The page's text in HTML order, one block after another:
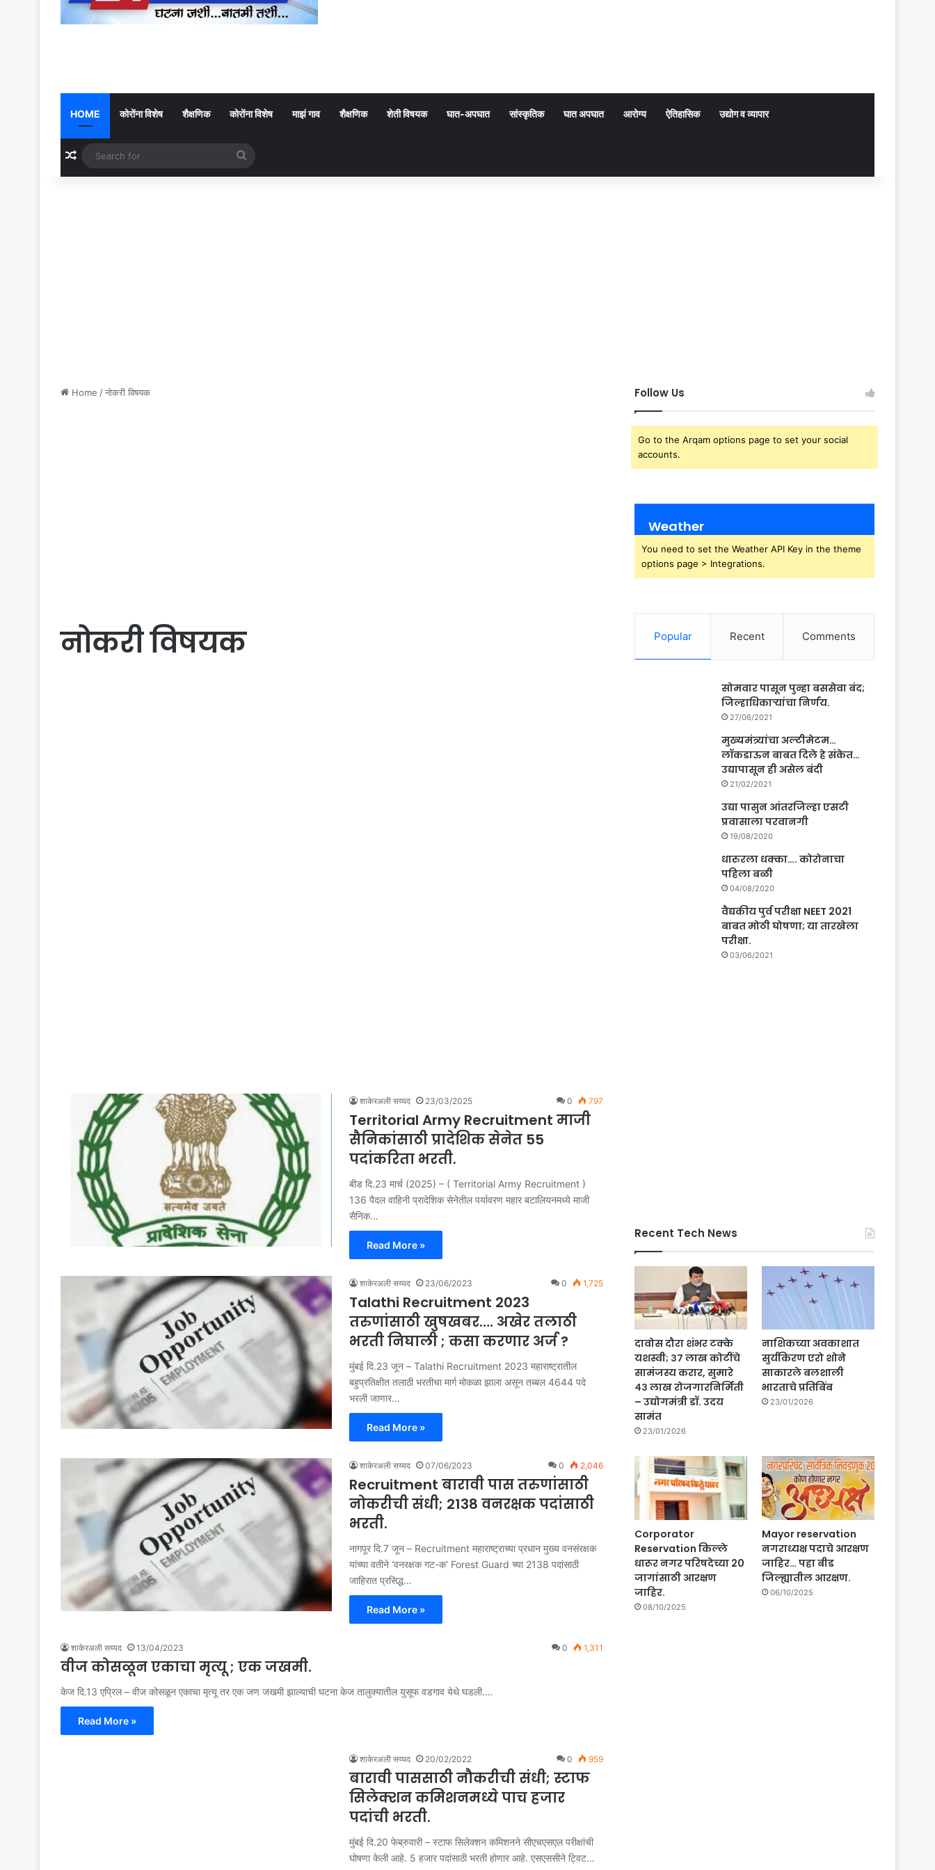
HOME कोरोंना विशेष शैक्षणिक कोरोंना विशेष माझं गाव शैक्षणिक शेती विषयक घात-अपघात सांस्कृतिक घात अपघात आरोग्य ऐतिहासिक उद्योग व व्यापार
Random Article
for
Home /नोकरी विषयक
नोकरी विषयक
शाकेरअली सय्यद 23/03/2025 0 797
Territorial Army Recruitment माजी
सैनिकांसाठी प्रादेशिक सेनेत 55
पदांकरिता भरती.
बीड दि.23 मार्च (2025) – ( Territorial Army Recruitment )
136 पैदल वाहिनी प्रादेशिक सेनेतील पर्यावरण महार बटालियनमध्ये माजी
सैनिक…
Read More »
शाकेरअली सय्यद 23/06/2023 0 1,725
Talathi Recruitment 2023
तरुणांसाठी खुषखबर…. अखेर तलाठी
भरती निघाली ; कसा करणार अर्ज ?
मुंबई दि.23 जून – Talathi Recruitment 2023 महाराष्ट्रातील
बहुप्रतिक्षीत तलाठी भरतीचा मार्ग मोकळा झाला असून तब्बल 4644 पदे
भरली जाणार…
Read More »
शाकेरअली सय्यद 07/06/2023 0 2,046
Recruitment बारावी पास तरुणांसाठी
नोकरीची संधी; 2138 वनरक्षक पदांसाठी
भरती.
नागपूर दि.7 जून – Recruitment महाराष्ट्राच्या प्रधान मुख्य वनसंरक्षक
यांच्या वतीने ‘वनरक्षक गट-क’ Forest Guard च्या 2138 पदांसाठी
जाहिरात प्रसिद्ध…
Read More »
शाकेरअली सय्यद 13/04/2023 0 1,311
वीज कोसळून एकाचा मृत्यू ; एक जखमी.
केज दि.13 एप्रिल – वीज कोसळून एकाचा मृत्यू तर एक जण जखमी झाल्याची घटना केज तालुक्यातील युसूफ वडगाव येथे घडली.…
Read More »
शाकेरअली सय्यद 20/02/2022 0 959
बारावी पाससाठी नौकरीची संधी; स्टाफ
सिलेक्शन कमिशनमध्ये पाच हजार
पदांची भरती.
मुंबई दि.20 फेब्रुवारी – स्टाफ सिलेक्शन कमिशनने सीएचएसएल परीक्षांची
घोषणा केली आहे. 5 हजार पदांसाठी भरती होणार आहे. एसएससीने ट्विट…
Follow Us
Go to the Arqam options page to set your social
accounts.
Weather
You need to set the Weather API Key in the theme
options page > Integrations.
Popular Recent Comments
सोमवार पासून पुन्हा बससेवा बंद;
जिल्हाधिकाऱ्यांचा निर्णय.
27/06/2021
मुख्यमंत्र्यांचा अल्टीमेटम…
लॉकडाऊन बाबत दिले हे संकेत…
उद्यापासून ही असेल बंदी
21/02/2021
उद्या पासुन आंतरजिल्हा एसटी
प्रवासाला परवानगी
19/08/2020
धारुरला धक्का…. कोरोनाचा
पहिला बळी
04/08/2020
वैद्यकीय पुर्व परीक्षा NEET 2021
बाबत मोठी घोषणा; या तारखेला
परीक्षा.
03/06/2021
Recent Tech News
दावोस दौरा शंभर टक्के
यशस्वी; ३७ लाख कोटींचे
सामंजस्य करार, सुमारे
४३ लाख रोजगारनिर्मिती
– उद्योगमंत्री डॉ. उदय
सामंत
23/01/2026
नाशिकच्या अवकाशात
सुर्यकिरण एरो शोने
साकारले बलशाली
भारताचे प्रतिबिंब
23/01/2026
Corporator
Reservation किल्ले
धारूर नगर परिषदेच्या 20
जागांसाठी आरक्षण
जाहिर.
08/10/2025
Mayor reservation
नगराध्यक्ष पदाचे आरक्षण
जाहिर… पहा बीड
जिल्ह्यातील आरक्षण.
06/10/2025